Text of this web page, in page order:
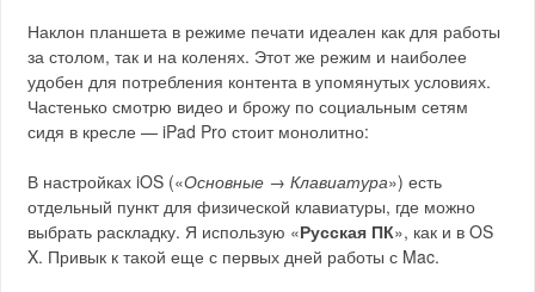
Наклон планшета в режиме печати идеален как для работы
за столом, так и на коленях. Этот же режим и наиболее
удобен для потребления контента в упомянутых условиях.
Частенько смотрю видео и брожу по социальным сетям
сидя в кресле — iPad Pro стоит монолитно:
В настройках iOS («Основные → Клавиатура») есть
отдельный пункт для физической клавиатуры, где можно
выбрать раскладку. Я использую «Русская ПК», как и в OS
X. Привык к такой еще с первых дней работы с Mac.